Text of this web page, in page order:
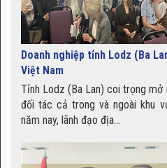
Nem Bùi
Quế
Doanh nghiệp tỉnh Lodz (Ba
Việt Nam
Tỉnh Lodz (Ba Lan) coi trọng
đối tác cả trong và ngoài khu
năm nay, lãnh đạo địa...